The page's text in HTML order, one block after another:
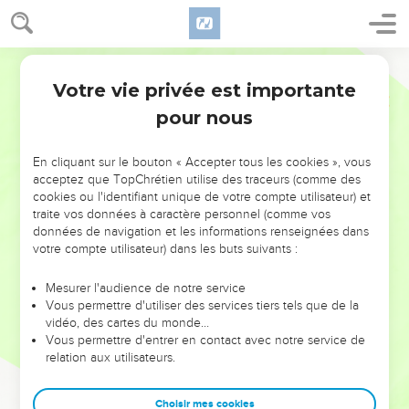
NE MANQUEZ PAS L’ÉVÉNEMENT
DE L’ANNÉE !
ET SI LEURS ERREURS POUVAIENT VOUS ÉVITER LES
VOTRES ?
leur foi ou leur vision. Mais on voit moins les doutes, les erreurs
et les saisons difficiles qu'ils ont traversés, alors même que ce
sont elles qui les ont façonnés.
Dans cette conférence, leaders, entrepreneurs, et responsables
clés pour avancer avec plus de sagesse afin que leurs erreurs
Votre vie privée est importante
pour nous
En cliquant sur le bouton « Accepter tous les cookies », vous
acceptez que TopChrétien utilise des traceurs (comme des
cookies ou l'identifiant unique de votre compte utilisateur) et
traite vos données à caractère personnel (comme vos
données de navigation et les informations renseignées dans
votre compte utilisateur) dans les buts suivants :
Mesurer l'audience de notre service
Vous permettre d'utiliser des services tiers tels que de la
vidéo, des cartes du monde…
Vous permettre d'entrer en contact avec notre service de
relation aux utilisateurs.
Choisir mes cookies